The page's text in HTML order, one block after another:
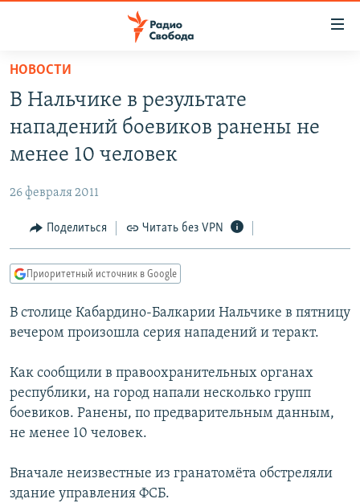
упрощенного
доступа
основному
Вернутся
Вернутся
поиску
АВТОРСКИЕ ПРОЕКТЫ
МНЕНИЯ
КУЛЬТУРА
КАВКАЗ.РЕАЛИИ
СЕВЕР.РЕАЛИИ
СИБИРЬ.РЕАЛИИ
РАСПИСАНИЕ ВЕЩАНИЯ
ПОДПИШИТЕСЬ НА РАССЫЛКУ
НОВОСТИ
В Нальчике в результате
нападений боевиков ранены не
менее 10 человек
26 февраля 2011
Поделиться Читать без VPN
Приоритетный источник в Google
В столице Кабардино-Балкарии Нальчике в пятницу
вечером произошла серия нападений и теракт.
Как сообщили в правоохранительных органах
республики, на город напали несколько групп
боевиков. Ранены, по предварительным данным,
не менее 10 человек.
Вначале неизвестные из гранатомёта обстреляли
здание управления ФСБ.